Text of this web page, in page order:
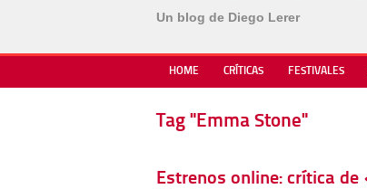
Un blog de Diego Lerer
HOME CRÍTICAS FESTIVALES
Tag "Emma Stone"
Estrenos online: crítica de